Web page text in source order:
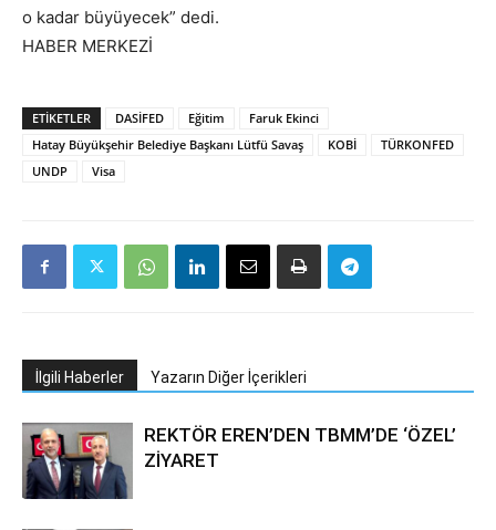
o kadar büyüyecek” dedi.
HABER MERKEZİ
ETIKETLER DASİFED Eğitim
Faruk Ekinci
Hatay Büyükşehir Belediye Başkanı Lütfü Savaş
KOBİ
TÜRKONFED
UNDP
Visa
İlgili Haberler Yazarın Diğer İçerikleri
REKTÖR EREN’DEN TBMM’DE ‘ÖZEL’
ZİYARET